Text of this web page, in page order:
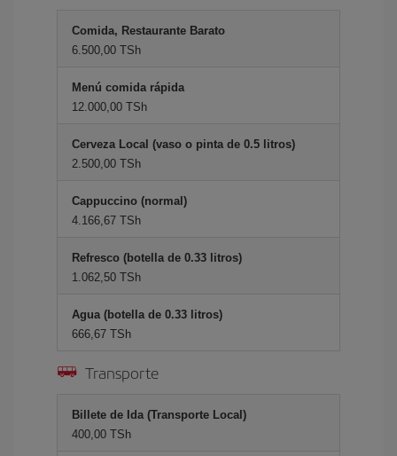
Comida, Restaurante Barato
6.500,00 TSh
Menú comida rápida
12.000,00 TSh
Cerveza Local (vaso o pinta de 0.5 litros)
2.500,00 TSh
Cappuccino (normal)
4.166,67 TSh
Refresco (botella de 0.33 litros)
1.062,50 TSh
Agua (botella de 0.33 litros)
666,67 TSh
Transporte
Billete de Ida (Transporte Local)
400,00 TSh